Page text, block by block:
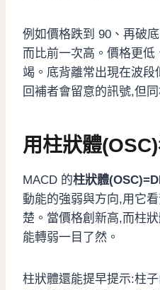
例如價格跌到 90、再破
而比前一次高。價格更
竭。底背離常出現在波
回補者會留意的訊號,但
用柱狀體
MACD 的柱狀體
動能的強弱與方向,用它
楚。當價格創新高,而柱
能轉弱一目了然。
柱狀體還能提早提示:柱